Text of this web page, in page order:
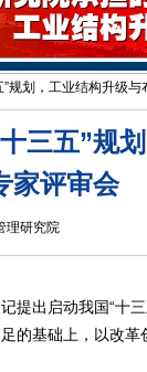
规划，工业结构升级
工复产 新年首次国
三五”规
家评审会
理研究院
出启动我国“十三
的基础上，以改革